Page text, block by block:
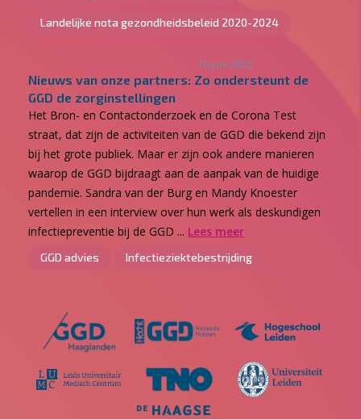
Landelijke nota gezondheidsbeleid 2020-2024
10 juni 2020
Nieuws van onze partners: Zo ondersteunt de
GGD de zorginstellingen
Het Bron- en Contactonderzoek en de Corona Test
straat, dat zijn de activiteiten van de GGD die bekend zijn
bij het grote publiek. Maar er zijn ook andere manieren
waarop de GGD bijdraagt aan de aanpak van de huidige
pandemie. Sandra van der Burg en Mandy Knoester
vertellen in een interview over hun werk als deskundigen
infectiepreventie bij de GGD ... Lees meer
GGD advies Infectieziektebestrijding